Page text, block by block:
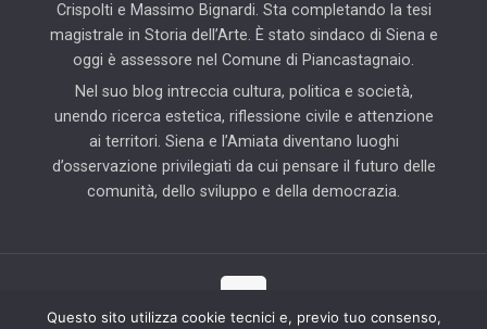
Crispolti e Massimo Bignardi. Sta completando la tesi
magistrale in Storia dell’Arte. È stato sindaco di Siena e
oggi è assessore nel Comune di Piancastagnaio.
Nel suo blog intreccia cultura, politica e società,
unendo ricerca estetica, riflessione civile e attenzione
ai territori. Siena e l’Amiata diventano luoghi
d’osservazione privilegiati da cui pensare il futuro delle
comunità, dello sviluppo e della democrazia.
Questo sito utilizza cookie tecnici e, previo tuo consenso,